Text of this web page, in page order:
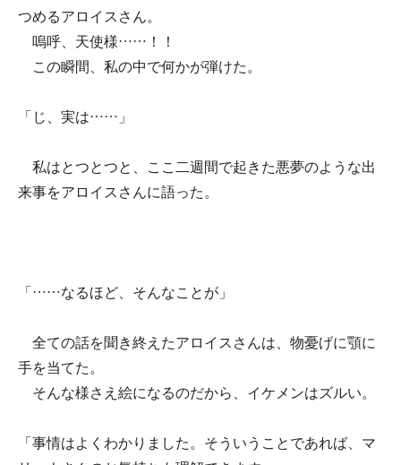
つめるアロイスさん。
嗚呼、天使様……！！
この瞬間、私の中で何かが弾けた。
「じ、実は……」
私はとつとつと、ここ二週間で起きた悪夢のような出
来事をアロイスさんに語った。
「……なるほど、そんなことが」
全ての話を聞き終えたアロイスさんは、物憂げに顎に
手を当てた。
そんな様さえ絵になるのだから、イケメンはズルい。
「事情はよくわかりました。そういうことであれば、マ